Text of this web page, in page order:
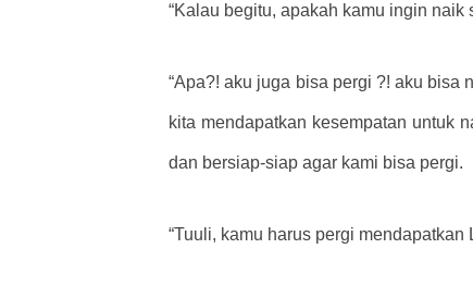
“Kalau begitu, apakah kamu ingin naik
“Apa?! aku juga bisa pergi ?! aku bisa
kita mendapatkan kesempatan untuk
dan bersiap-siap agar kami bisa pergi.
“Tuuli, kamu harus pergi mendapatkan